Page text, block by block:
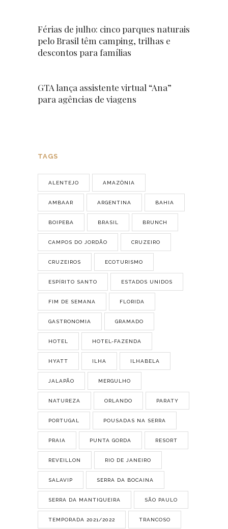
Férias de julho: cinco parques naturais
pelo Brasil têm camping, trilhas e
descontos para famílias
GTA lança assistente virtual “Ana”
para agências de viagens
TAGS
ALENTEJO AMAZÔNIA
AMBAAR ARGENTINA BAHIA
BOIPEBA BRASIL BRUNCH
CAMPOS DO JORDÃO CRUZEIRO
CRUZEIROS ECOTURISMO
ESPÍRITO SANTO ESTADOS UNIDOS
FIM DE SEMANA FLORIDA
GASTRONOMIA GRAMADO
HOTEL HOTEL-FAZENDA
HYATT ILHA ILHABELA
JALAPÃO MERGULHO
NATUREZA ORLANDO PARATY
PORTUGAL POUSADAS NA SERRA
PRAIA PUNTA GORDA RESORT
REVEILLON RIO DE JANEIRO
SALAVIP SERRA DA BOCAINA
SERRA DA MANTIQUEIRA SÃO PAULO
TEMPORADA 2021/2022 TRANCOSO